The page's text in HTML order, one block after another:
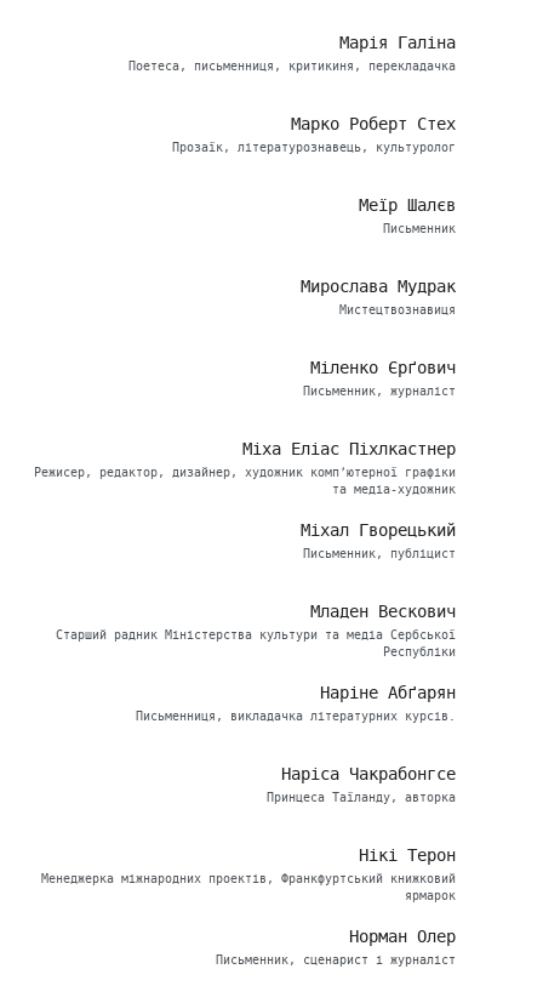
Марія Галіна
Поетеса, письменниця, критикиня, перекладачка
Марко Роберт Стех
Прозаїк, літературознавець, культуролог
Меїр Шалєв
Письменник
Мирослава Мудрак
Мистецтвознавиця
Міленко Єрґович
Письменник, журналіст
Міха Еліас Піхлкастнер
Режисер, редактор, дизайнер, художник комп’ютерної графіки
та медіа-художник
Міхал Гворецький
Письменник, публіцист
Младен Вескович
Старший радник Міністерства культури та медіа Сербської
Республіки
Наріне Абґарян
Письменниця, викладачка літературних курсів.
Наріса Чакрабонгсе
Принцеса Таїланду, авторка
Нікі Терон
Менеджерка міжнародних проектів, Франкфуртський книжковий
ярмарок
Норман Олер
Письменник, сценарист і журналіст